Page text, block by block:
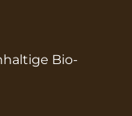
Bio-